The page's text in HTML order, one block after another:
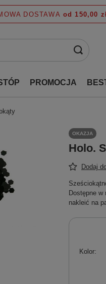
DOSTAWA od 150,00
PROMOCJA
OKAZJA
Holo.
Dodaj
Dostępne
nakleić na
Kolor